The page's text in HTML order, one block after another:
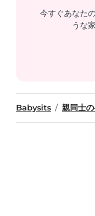
今すぐあなた
うな
Babysits 親同士